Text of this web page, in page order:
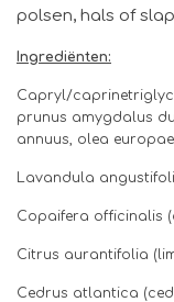
polsen, hals of
Ingrediënten:
Capryl/
prunus amygdalus
annuus, olea
Lavandula
Copaifera officinalis
Citrus aurantifolia
Cedrus atlantica